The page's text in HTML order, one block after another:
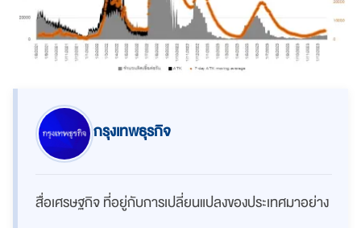
กรุงเทพธุรกิจ
สื่อเศรษฐกิจ ที่อยู่กับการเปลี่ยนแปลงของประเทศมาอย่าง